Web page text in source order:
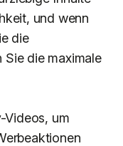
und wenn
die
Sie die maximale
Videos, um